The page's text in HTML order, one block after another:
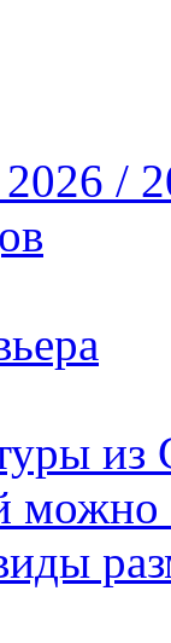
2026 /
из
можно